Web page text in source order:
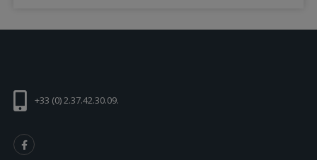
+33 (0) 2.37.42.30.09.